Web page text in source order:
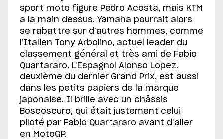
sport moto figure Pedro Acosta, mais KTM
a la main dessus. Yamaha pourrait alors
se rabattre sur d’autres hommes, comme
l’Italien Tony Arbolino, actuel leader du
classement général et très ami de Fabio
Quartararo. L’Espagnol Alonso Lopez,
deuxième du dernier Grand Prix, est aussi
dans les petits papiers de la marque
japonaise. Il brille avec un châssis
Boscoscuro, qui était justement celui
piloté par Fabio Quartararo avant d’aller
en MotoGP.